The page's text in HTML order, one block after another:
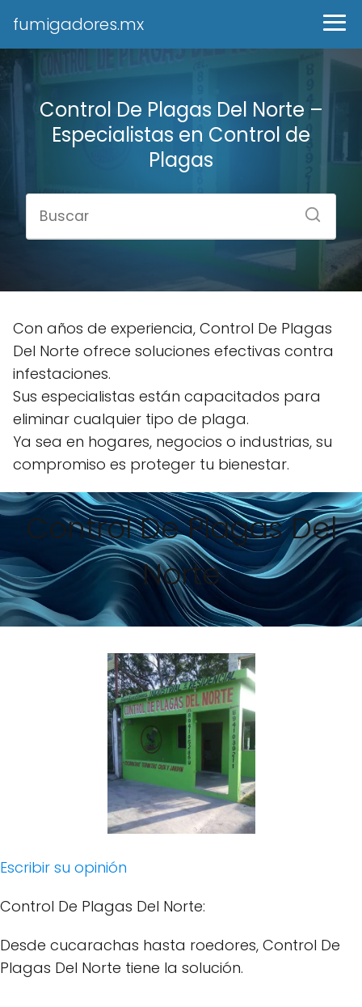
fumigadores.mx
Control De Plagas Del Norte –
Especialistas en Control de
Plagas
Con años de experiencia, Control De Plagas
Del Norte ofrece soluciones efectivas contra
infestaciones.
Sus especialistas están capacitados para
eliminar cualquier tipo de plaga.
Ya sea en hogares, negocios o industrias, su
compromiso es proteger tu bienestar.
Control De Plagas Del
Norte
Escribir su opinión
Control De Plagas Del Norte:
Desde cucarachas hasta roedores, Control De
Plagas Del Norte tiene la solución.